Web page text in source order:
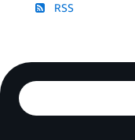
RSS